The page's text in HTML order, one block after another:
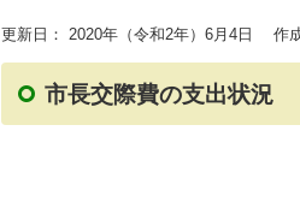
更新日： 2020年（令和2年）6月4日 作
市長交際費の支出状況